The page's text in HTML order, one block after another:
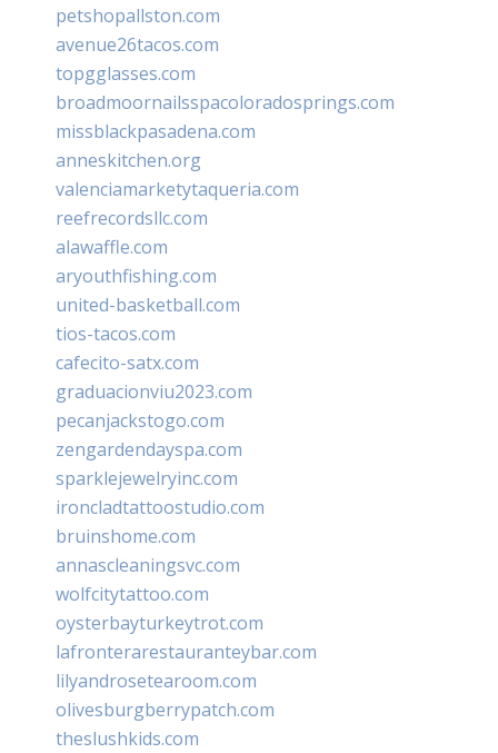
petshopallston.com
avenue26tacos.com
topgglasses.com
broadmoornailsspacoloradosprings.com
missblackpasadena.com
anneskitchen.org
valenciamarketytaqueria.com
reefrecordsllc.com
alawaffle.com
aryouthfishing.com
united-basketball.com
tios-tacos.com
cafecito-satx.com
graduacionviu2023.com
pecanjackstogo.com
zengardendayspa.com
sparklejewelryinc.com
ironcladtattoostudio.com
bruinshome.com
annascleaningsvc.com
wolfcitytattoo.com
oysterbayturkeytrot.com
lafronterarestauranteybar.com
lilyandrosetearoom.com
olivesburgberrypatch.com
theslushkids.com